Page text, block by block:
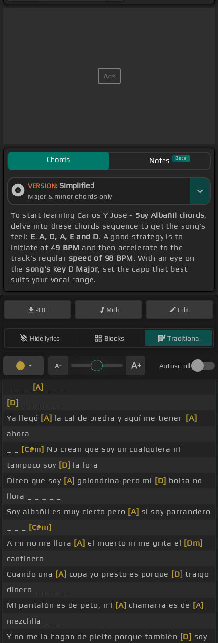
Chords Notes Beta
VERSION: Simplified
Major & minor chords only
To start learning Carlos Y José - Soy Albañil chords,
delve into these chords sequence to get the song's
feel: E, A, D, A, E and D. A good strategy is to
initiate at49 BPM and then accelerate to the
track's regularspeed of 98 BPM. With an eye on
the song's key D Major, set the capo that best
suits your vocal range.
PDF Midi Edit
Hide lyrics Blocks Traditional
Autoscroll
[A]
[D]
Ya llegó [A] la cal de piedra y aquí me tienen [A]
ahora
[C#m] No crean que soy un cualquiera ni
tampoco soy [D] la lora
Dicen que soy [A] golondrina pero mi [D] bolsa no
llora _ _ _ _ _
Soy albañil es muy cierto pero [A] si soy parrandero
[C#m]
A mi no me llora [A] el muerto ni me grita el [Dm]
cantinero
Cuando una [A] copa yo presto es porque [D] traigo
dinero _ _ _ _ _
Mi pantalón es de peto, mi [A] chamarra es de [A]
mezclilla _ _ _
Y no me la hagan de pleito porque también [D] soy